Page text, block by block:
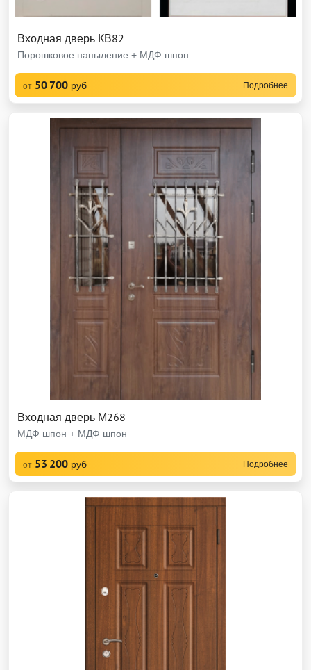
Входная дверь КВ82
Порошковое напыление + МДФ шпон
от 50 700 руб Подробнее
Входная дверь М268
МДФ шпон + МДФ шпон
от 53 200 руб Подробнее